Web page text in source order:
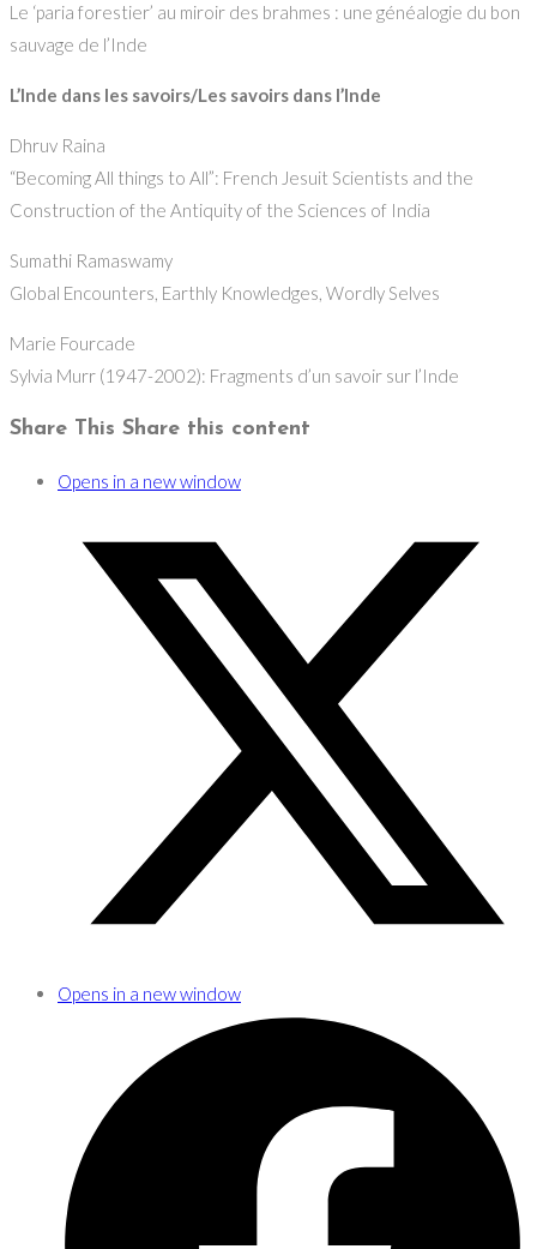
Le ‘paria forestier’ au miroir des brahmes : une généalogie du bon
sauvage de l’Inde
L’Inde dans les savoirs/Les savoirs dans l’Inde
Dhruv Raina
“Becoming All things to All”: French Jesuit Scientists and the
Construction of the Antiquity of the Sciences of India
Sumathi Ramaswamy
Global Encounters, Earthly Knowledges, Wordly Selves
Marie Fourcade
Sylvia Murr (1947-2002): Fragments d’un savoir sur l’Inde
Share This Share this content
Opens in a new window
Opens in a new window